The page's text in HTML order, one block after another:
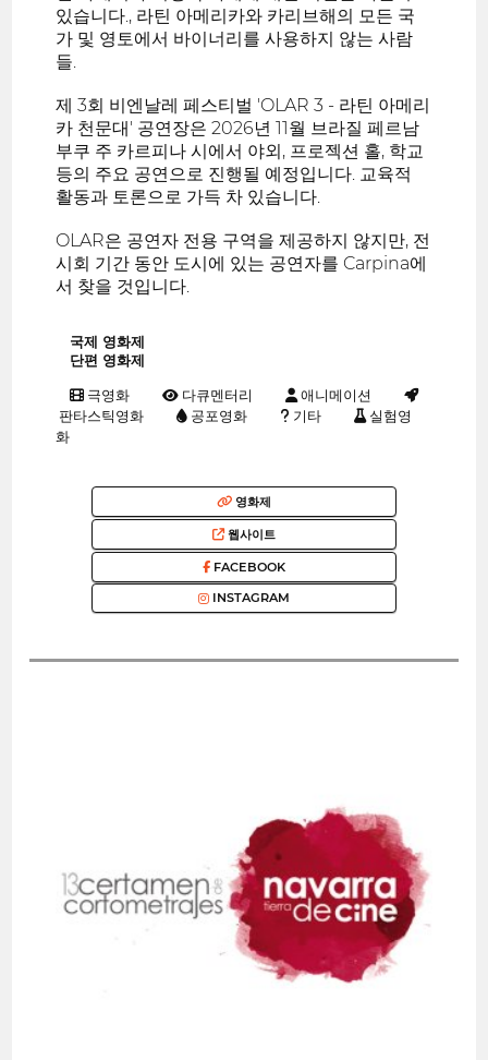
있습니다., 라틴 아메리카와 카리브해의 모든 국
가 및 영토에서 바이너리를 사용하지 않는 사람
들.
제 3회 비엔날레 페스티벌 'OLAR 3 - 라틴 아메리
카 천문대' 공연장은 2026년 11월 브라질 페르남
부쿠 주 카르피나 시에서 야외, 프로젝션 홀, 학교
등의 주요 공연으로 진행될 예정입니다. 교육적
활동과 토론으로 가득 차 있습니다.
OLAR은 공연자 전용 구역을 제공하지 않지만, 전
시회 기간 동안 도시에 있는 공연자를 Carpina에
서 찾을 것입니다.
국제 영화제
단편 영화제
극영화 다큐멘터리
애니메이션
판타스틱영화
공포영화 기타
실험영
화
영화제
웹사이트
FACEBOOK
INSTAGRAM